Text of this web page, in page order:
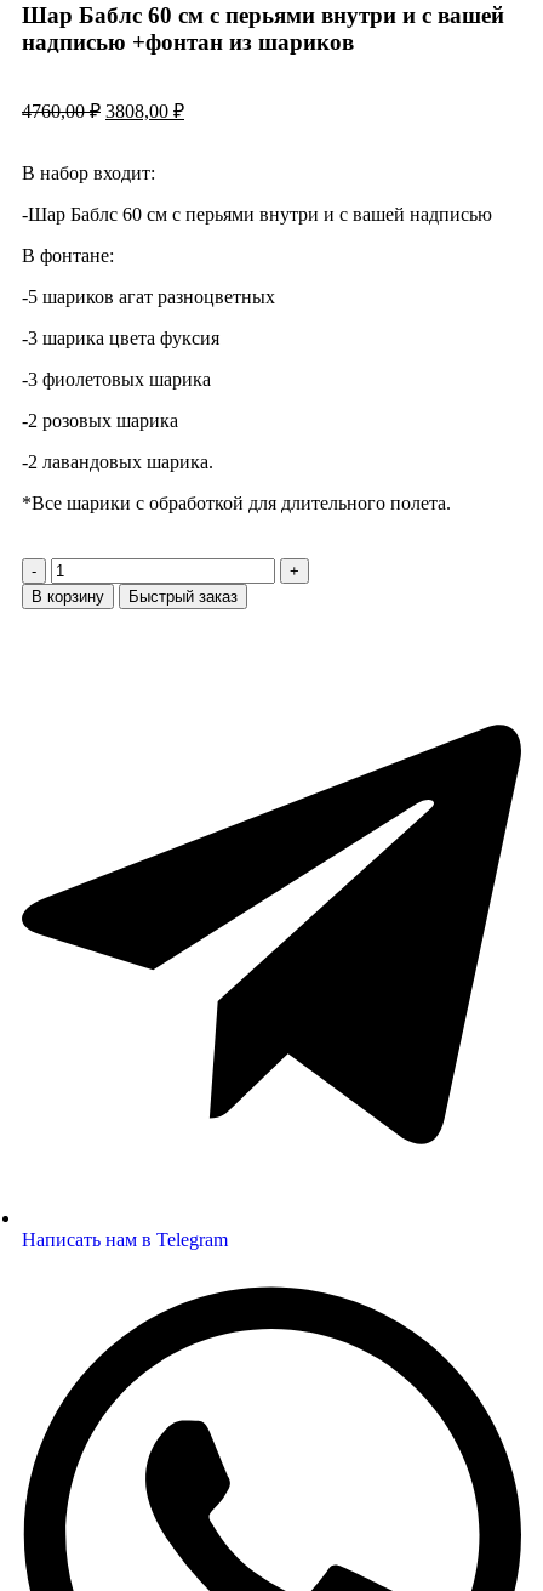
Шар Баблс 60 см с перьями внутри и с вашей
надписью +фонтан из шариков
4760,00₽ 3808,00 ₽
В набор входит:
-Шар Баблс 60 см с перьями внутри и с вашей надписью
В фонтане:
-5 шариков агат разноцветных
-3 шарика цвета фуксия
-3 фиолетовых шарика
-2 розовых шарика
-2 лавандовых шарика.
*Все шарики с обработкой для длительного полета.
В корзину Быстрый заказ
Написать нам в Telegram